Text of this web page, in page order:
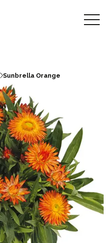
Sunbrella Orange